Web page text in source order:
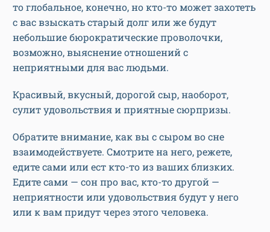
то глобальное, конечно, но кто-то может захотеть
с вас взыскать старый долг или же будут
небольшие бюрократические проволочки,
возможно, выяснение отношений с
неприятными для вас людьми.
Красивый, вкусный, дорогой сыр, наоборот,
сулит удовольствия и приятные сюрпризы.
Обратите внимание, как вы с сыром во сне
взаимодействуете. Смотрите на него, режете,
едите сами или ест кто-то из ваших близких.
Едите сами — сон про вас, кто-то другой —
неприятности или удовольствия будут у него
или к вам придут через этого человека.